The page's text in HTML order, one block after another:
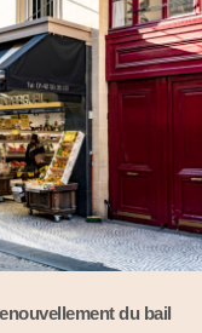
du bail